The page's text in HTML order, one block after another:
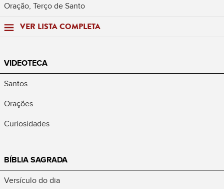
Oração, Terço de Santo
VER LISTA COMPLETA
VIDEOTECA
Santos
Orações
Curiosidades
BÍBLIA SAGRADA
Versículo do dia